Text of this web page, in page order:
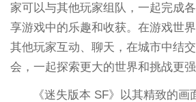
家可以与其他玩家组队，一起完成
享游戏中的乐趣和收获。在游戏世
其他玩家互动、聊天，在城市中结
会，一起探索更大的世界和挑战更强
《迷失版本 SF》以其精致的